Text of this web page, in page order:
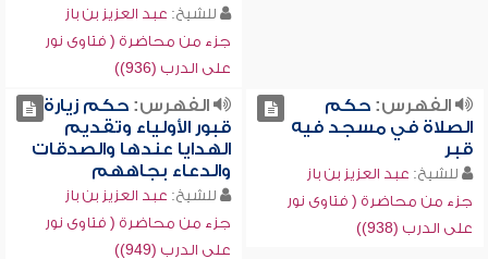
للشيخ: عبد العزيز بن باز
جزء من محاضرة ( فتاوى نور
على الدرب (936))
الفهرس:حكم
الصلاة في مسجد فيه
قبر
للشيخ: عبد العزيز بن باز
جزء من محاضرة ( فتاوى نور
على الدرب (938))
الفهرس:حكم زيارة
قبور الأولياء وتقديم
الهدايا عندها والصدقات
والدعاء بجاههم
للشيخ: عبد العزيز بن باز
جزء من محاضرة ( فتاوى نور
على الدرب (949))